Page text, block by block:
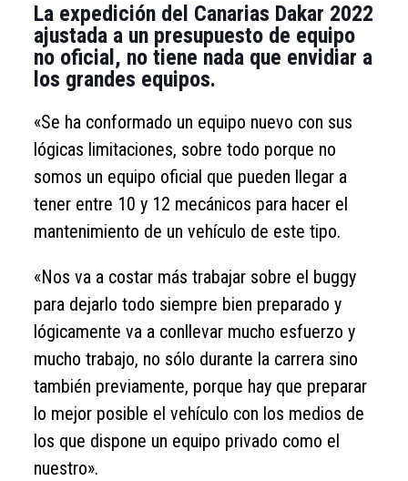
La expedición del Canarias Dakar 2022
ajustada a un presupuesto de equipo
no oficial, no tiene nada que envidiar a
los grandes equipos.
«Se ha conformado un equipo nuevo con sus
lógicas limitaciones, sobre todo porque no
somos un equipo oficial que pueden llegar a
tener entre 10 y 12 mecánicos para hacer el
mantenimiento de un vehículo de este tipo.
«Nos va a costar más trabajar sobre el buggy
para dejarlo todo siempre bien preparado y
lógicamente va a conllevar mucho esfuerzo y
mucho trabajo, no sólo durante la carrera sino
también previamente, porque hay que preparar
lo mejor posible el vehículo con los medios de
los que dispone un equipo privado como el
nuestro».